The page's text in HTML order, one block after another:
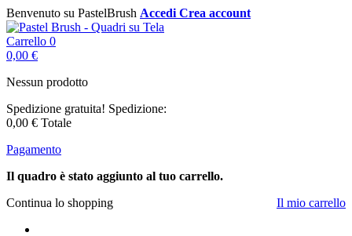
Benvenuto su PastelBrush Accedi Crea account
Carrello 0
0,00 €
Nessun prodotto
Spedizione gratuita! Spedizione:
0,00 € Totale
Pagamento
Il quadro è stato aggiunto al tuo carrello.
Continua lo shopping
Il mio carrello